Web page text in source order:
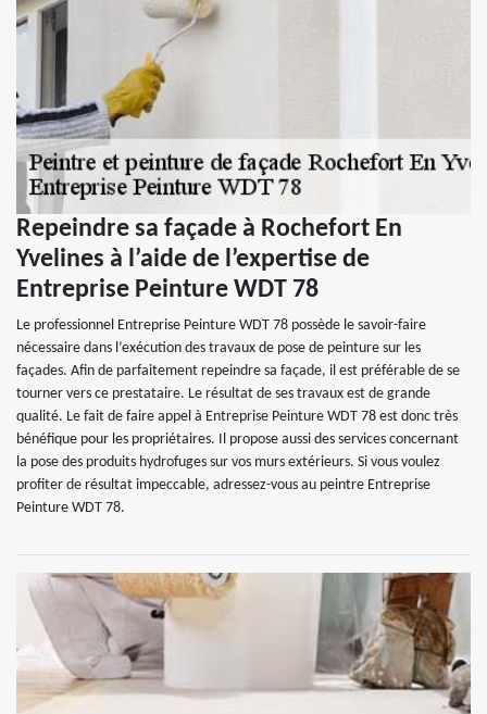
Repeindre sa façade à Rochefort En
Yvelines à l’aide de l’expertise de
Entreprise Peinture WDT 78
Le professionnel Entreprise Peinture WDT 78 possède le savoir-faire
nécessaire dans l’exécution des travaux de pose de peinture sur les
façades. Afin de parfaitement repeindre sa façade, il est préférable de se
tourner vers ce prestataire. Le résultat de ses travaux est de grande
qualité. Le fait de faire appel à Entreprise Peinture WDT 78 est donc très
bénéfique pour les propriétaires. Il propose aussi des services concernant
la pose des produits hydrofuges sur vos murs extérieurs. Si vous voulez
profiter de résultat impeccable, adressez-vous au peintre Entreprise
Peinture WDT 78.